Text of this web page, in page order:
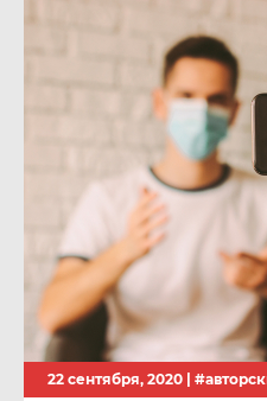
22 сентября, 2020 |